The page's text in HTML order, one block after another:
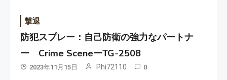
撃退
防犯スプレー：自己防衛の強力なパートナ
ー Crime SceneーTG-2508
2023年11月15日 Phi72110 0